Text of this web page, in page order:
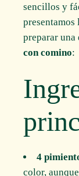
sencillos y
presentamos
preparar
con comino:
4
color,